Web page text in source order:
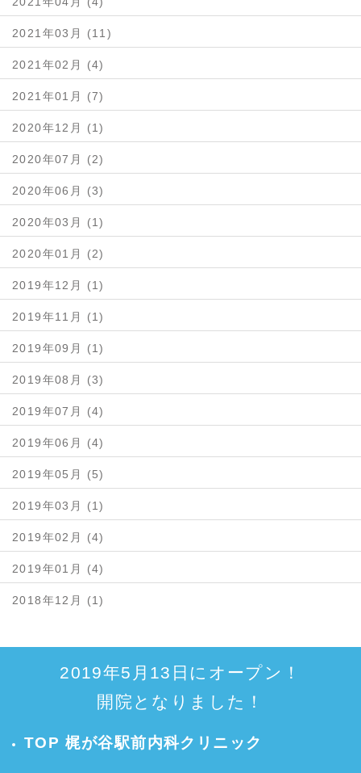
2021年03月 (11)
2021年02月 (4)
2021年01月 (7)
2020年12月 (1)
2020年07月 (2)
2020年06月 (3)
2020年03月 (1)
2020年01月 (2)
2019年12月 (1)
2019年11月 (1)
2019年09月 (1)
2019年08月 (3)
2019年07月 (4)
2019年06月 (4)
2019年05月 (5)
2019年03月 (1)
2019年02月 (4)
2019年01月 (4)
2018年12月 (1)
2019年5月13日にオープン！
開院となりました！
TOP 梶が谷駅前内科クリニック